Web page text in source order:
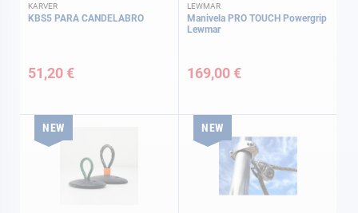
KARVER
KBS5 PARA CANDELABRO
51,20 €
LEWMAR
Manivela PRO TOUCH Powergrip
Lewmar
169,00 €
NEW NEW